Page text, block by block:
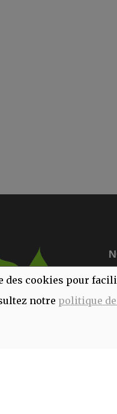
des cookies pour
notre politique